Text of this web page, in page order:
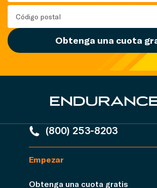
Obtenga una cuota
(800) 253-8203
Empezar
Obtenga una cuota gratis